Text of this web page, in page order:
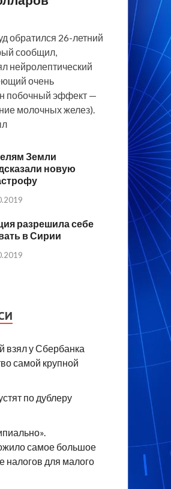
обратился 26-летний
сообщил,
нейролептический
очень
побочный эффект —
молочных желез).
Земли
новую
разрешила себе
в Сирии
взял у Сбербанка
самой крупной
по дублеру
самое большое
налогов для малого